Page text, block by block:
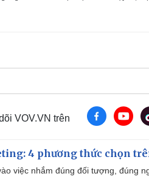
VOV.VN trên
4 phương thức chọn
việc nhắm đúng đối tượng, đúng